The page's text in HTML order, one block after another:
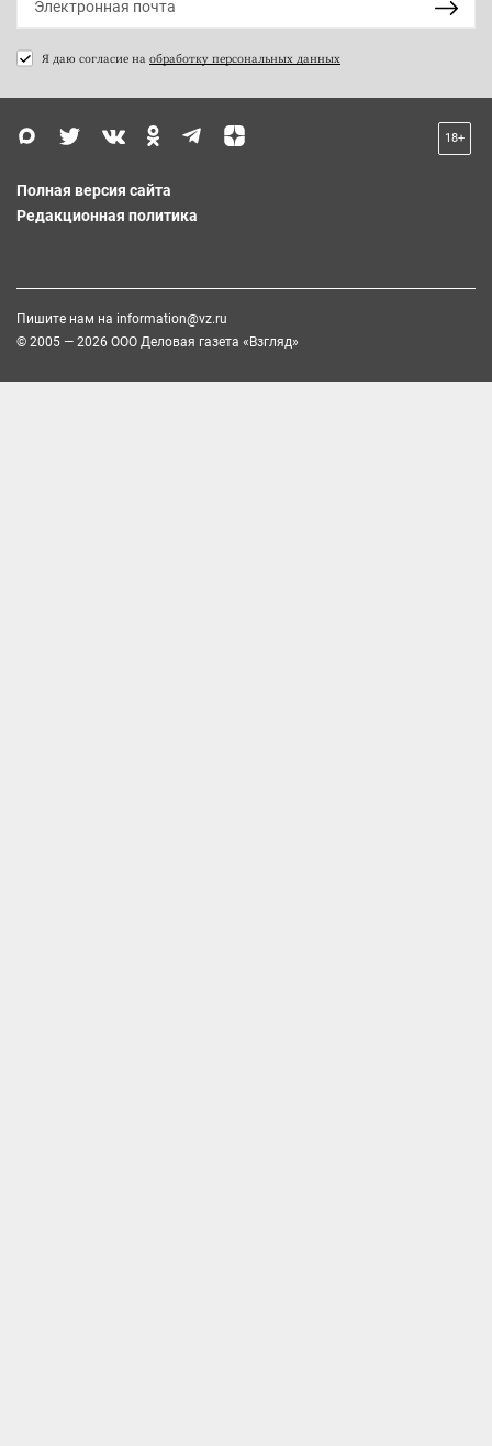
Я даю согласие на обработку персональных данных
18+
Полная версия сайта
Редакционная политика
Пишите нам на information@vz.ru
© 2005 — 2026 ООО Деловая газета «Взгляд»